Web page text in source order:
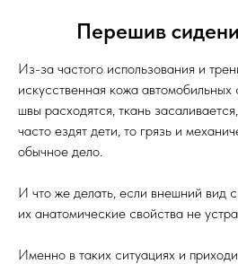
Перешив
Из-за частого использования и
искусственная кожа автомобильных
швы расходятся, ткань
часто ездят дети, то грязь и
обычное дело.
И что же делать, если внешний вид
их анатомические свойства не
Именно в таких ситуациях и